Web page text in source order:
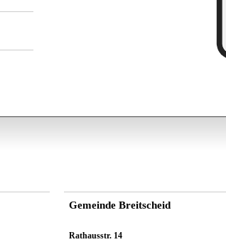
Gemeinde Breitscheid
Rathausstr. 14